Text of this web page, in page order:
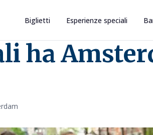
Biglietti Esperienze speciali
ha